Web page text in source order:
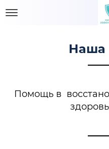
Наша
Помощь в